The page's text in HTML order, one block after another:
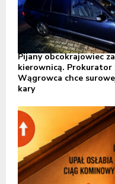
Pijany obcokrajowiec za
kierownicą. Prokurator
Wągrowca chce
kary